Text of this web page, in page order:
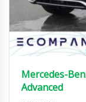
Mercedes-
Advanced